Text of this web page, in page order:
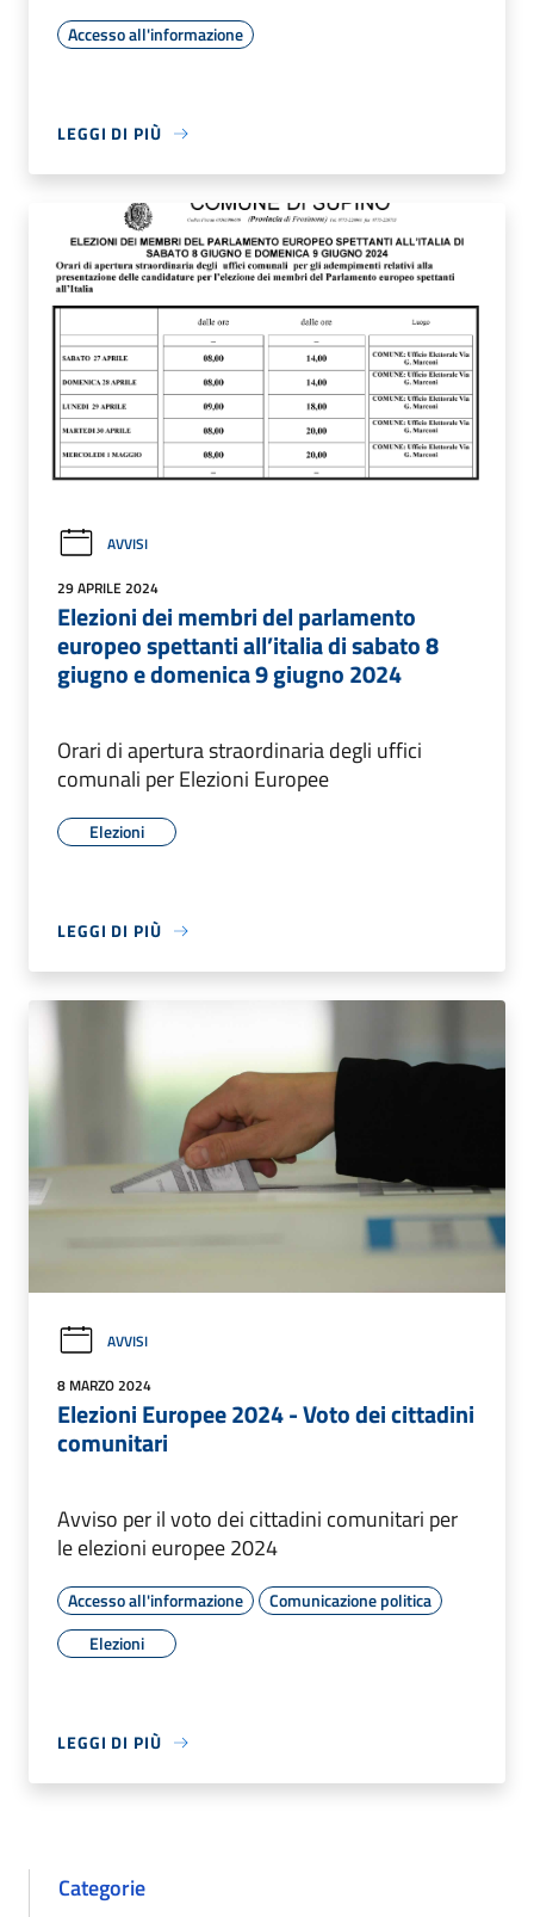
Accesso all'informazione
LEGGI DI PIÙ
AVVISI
29 APRILE 2024
Elezioni dei membri del parlamento
europeo spettanti all’italia di sabato 8
giugno e domenica 9 giugno 2024
Orari di apertura straordinaria degli uffici
comunali per Elezioni Europee
Elezioni
LEGGI DI PIÙ
AVVISI
8 MARZO 2024
Elezioni Europee 2024 - Voto dei cittadini
comunitari
Avviso per il voto dei cittadini comunitari per
le elezioni europee 2024
Accesso all'informazione
Comunicazione politica
Elezioni
LEGGI DI PIÙ
Categorie